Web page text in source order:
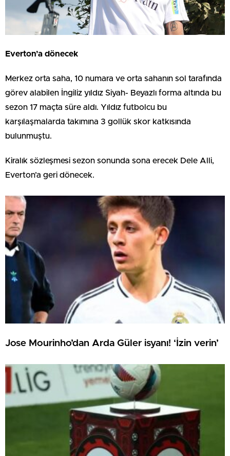
Everton’a dönecek
Merkez orta saha, 10 numara ve orta sahanın sol tarafında
görev alabilen İngiliz yıldız Siyah- Beyazlı forma altında bu
sezon 17 maçta süre aldı. Yıldız futbolcu bu
karşılaşmalarda takımına 3 gollük skor katkısında
bulunmuştu.
Kiralık sözleşmesi sezon sonunda sona erecek Dele Alli,
Everton’a geri dönecek.
Jose Mourinho’dan Arda Güler isyanı! ‘İzin verin’